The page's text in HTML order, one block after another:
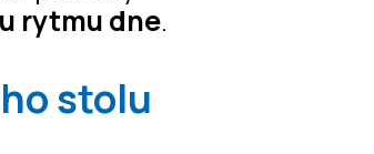
rytmu dne.
stolu